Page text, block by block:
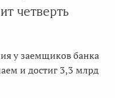
четверть
у заемщиков банка
и достиг 3,3 млрд